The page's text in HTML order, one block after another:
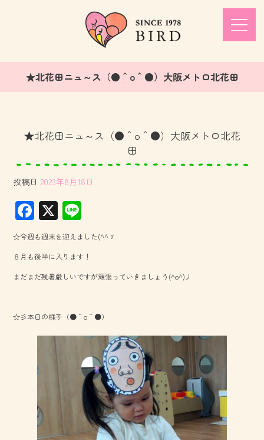
★北花田ニュ～ス（●＾o＾●）大阪メトロ北花田
★北花田ニュ～ス（●＾o＾●）大阪メトロ北花
田
投稿日 2023年8月18日
F
ac
e
b
o
X
ne
☆今週も週末を迎えました(^^ゞ
８月も後半に入ります！
まだまだ残暑厳しいですが頑張っていきましょう(^o^)丿
☆彡本日の様子（●＾o＾●）